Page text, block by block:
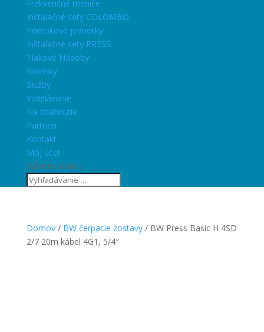
Frekvenčné meniče
Inštalačné sety COLOMBO
Prietokové jednotky
Inštalačné sety PRESS
Tlakové Nádoby
Novinky
Služby
Vzdelávanie
Na stiahnutie
Partneri
Kontakt
Môj účet
Vyberte stranu
Domov/ BW čerpacie zostavy/ BW Press Basic H 4SD
2/7 20m kábel 4G1, 5/4″